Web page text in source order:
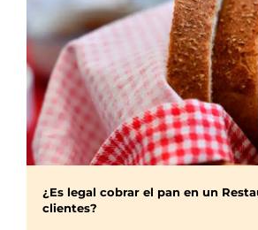
¿Es legal cobrar el pan en un
clientes?